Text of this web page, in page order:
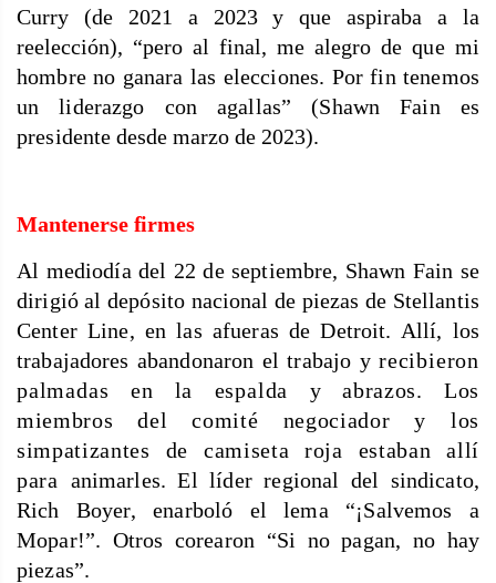
Curry (de 2021 a 2023 y que aspiraba a la
reelección), “pero al final, me alegro de que mi
hombre no ganara las elecciones. Por fin tenemos
un liderazgo con agallas” (Shawn Fain es
presidentedesde marzo de 2023).
Mantenerse firmes
Al mediodía del 22 de septiembre, Shawn Fain se
dirigió al depósito nacional de piezas de Stellantis
Center Line, en las afueras de Detroit. Allí, los
trabajadores abandonaron el trabajo y recibieron
palmadas en la espalda y abrazos. Los
miembros del comité negociador y los
simpatizantes de camiseta roja estaban allí
para animarles. El líder regional del sindicato,
Rich Boyer, enarboló el lema “¡Salvemos a
Mopar!”. Otros corearon “Si no pagan, no hay
piezas”.